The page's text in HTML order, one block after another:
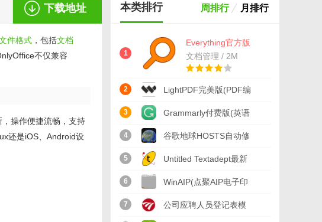
下载地址
件格式 ，包括文档
不仅兼容
操作便捷流畅，支持
还是iOS、Android设
本类排行 周排行 月排行
1
Everything官方版
v1.4.1.998最新版
文档管理 / 2M
2 LightPDF完美版(PDF编
辑器) 最新版
3 Grammarly付费版(英语
写作软件) v1.5 免费版
4 谷歌地球HOSTS自动修
改器免费版(自动更换
hosts) v3.0 官方版
5 Untitled Textadept最新
版(文本语言编辑和视图
拆分) v1.0 免费版
6 WinAIP(点聚AIP电子印
章系统) v3.0 中文版
7 公司应聘人员登记表模